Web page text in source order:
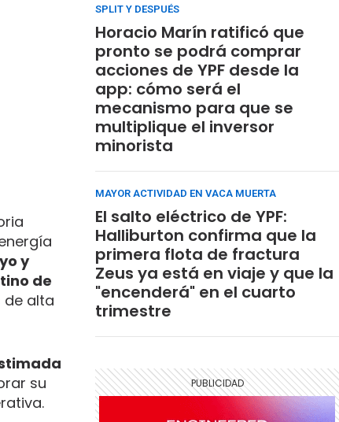
y
de
de alta
su
SPLIT Y DESPUÉS
Horacio Marín ratificó que
pronto se podrá comprar
acciones de YPF desde la
app: cómo será el
mecanismo para que se
multiplique el inversor
minorista
MAYOR ACTIVIDAD EN VACA MUERTA
El salto eléctrico de YPF:
Halliburton confirma que la
primera flota de fractura
Zeus ya está en viaje y que la
"encenderá" en el cuarto
trimestre